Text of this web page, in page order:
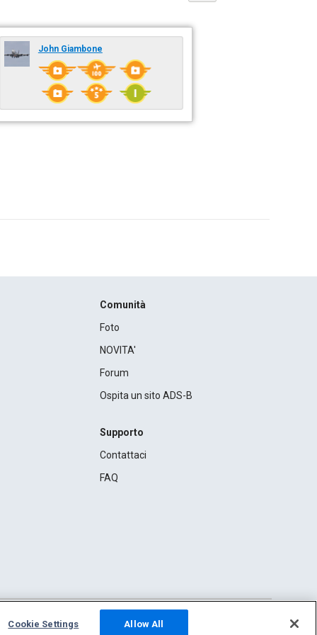
John Giambone
Comunità
Foto
NOVITA'
Forum
Ospita un sito ADS-B
Supporto
Contattaci
FAQ
Cookie Settings Allow All